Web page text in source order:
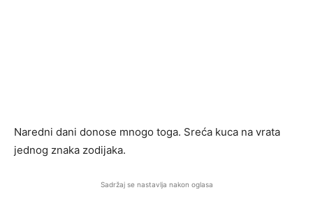
Naredni dani donose mnogo toga. Sreća kuca na vrata
jednog znaka zodijaka.
Sadržaj se nastavlja nakon oglasa